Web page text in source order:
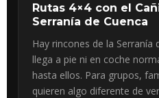
Rutas 4×4 con el
Serranía de Cuenca
Hay rincones de la Serranía
llega a pie ni en coche
hasta ellos. Para grupos,
quieren algo diferente de